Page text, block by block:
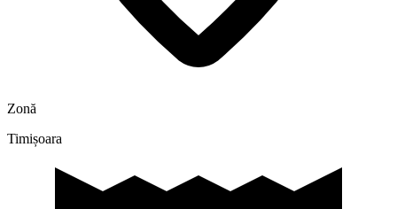
Zonă
Timișoara